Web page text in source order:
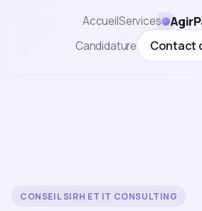
AccueilServices
Candidature Contact
CONSEIL SIRH ET IT CONSULTING